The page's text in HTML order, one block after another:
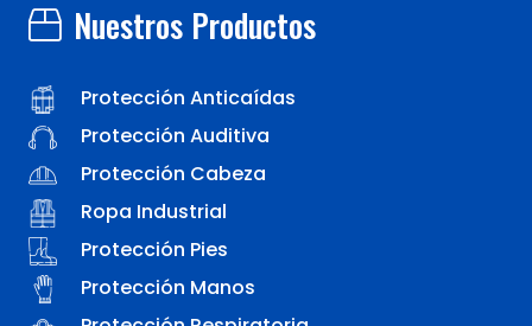
Nuestros Productos
Protección Anticaídas
Protección Auditiva
Protección Cabeza
Ropa Industrial
Protección Pies
Protección Manos